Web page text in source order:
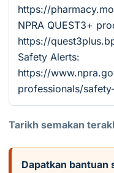
https://
NPRA QUEST3+
https://
Safety Alerts:
https://
professionals/
Tarikh semakan
Dapatkan bantuan